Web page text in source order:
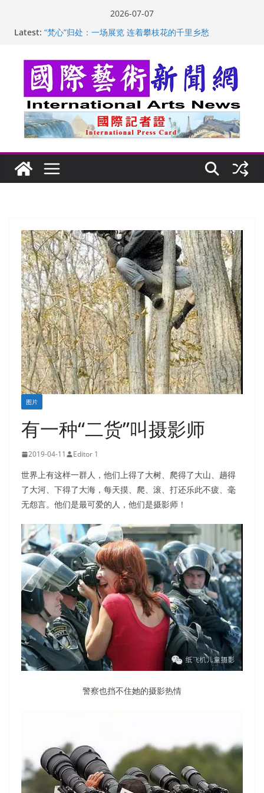
2026-07-07
Latest: 苏方 ：“字”得其乐
美国加州正式设立“李小龙日” 成首位获州级纪念日华裔
美国人
玛丽安娜·卡拉切娃的绘画：幽默和难以言喻的快乐
图片
有一种“二货”叫摄影师
2019-04-11 Editor 1
世界上有这样一群人，他们上得了大树、爬得了大山、趟得
了大河、下得了大海，每天摸、爬、滚、打还乐此不疲、毫
无怨言。他们是最可爱的人，他们是摄影师！
警察也挡不住她的摄影热情